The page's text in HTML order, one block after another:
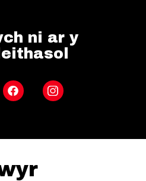
ni ar y
FacebookInstagram